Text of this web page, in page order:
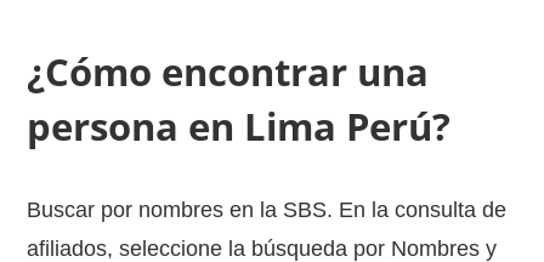
¿Cómo encontrar una
persona en Lima Perú?
Buscar por nombres en la SBS. En la consulta de
afiliados, seleccione la búsqueda por Nombres y